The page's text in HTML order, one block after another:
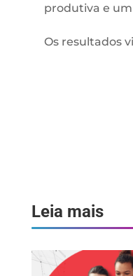
produtiva e
Os resultados
Leia mais